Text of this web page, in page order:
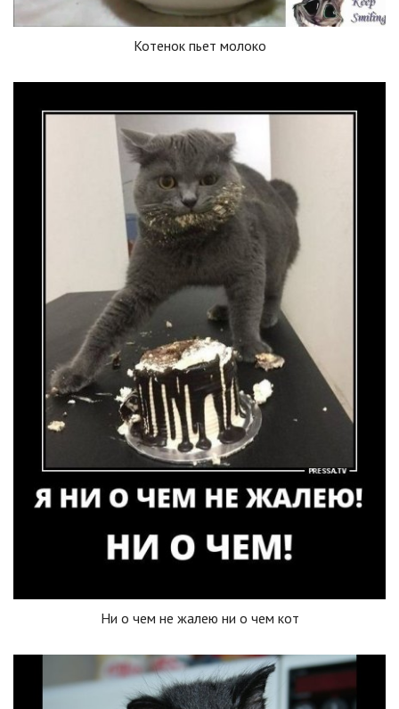
Котенок пьет молоко
Ни о чем не жалею ни о чем кот